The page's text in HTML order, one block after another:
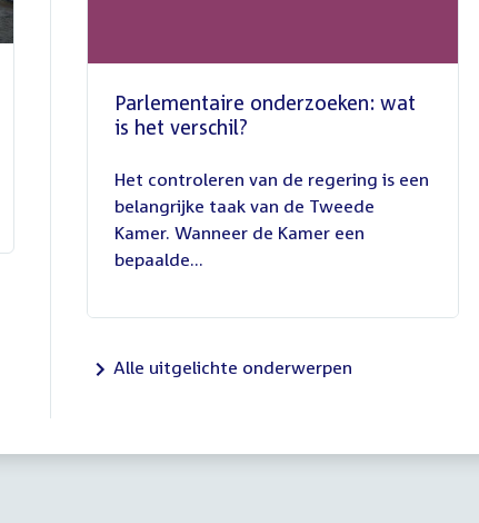
Parlementaire onderzoeken: wat
is het verschil?
juli
2026
Het controleren van de regering is een
belangrijke taak van de Tweede
Kamer. Wanneer de Kamer een
bepaalde...
Alle uitgelichte onderwerpen